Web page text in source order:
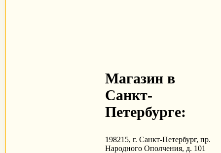
Магазин в
Санкт-
Петербурге:
198215, г. Санкт-Петербург, пр.
Народного Ополчения, д. 101